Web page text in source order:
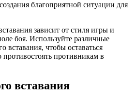
благоприятной ситуации для
зависит от стиля игры и
боя. Используйте различные
вставания, чтобы оставаться
противникам в
вставания